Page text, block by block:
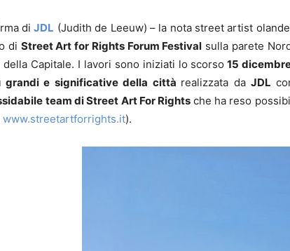
diJDL (Judith de Leeuw) – la nota street artist
di Street Art for Rights Forum Festival sulla parete
della Capitale. I lavori sono iniziati lo scorso 15
grandi e significative della città realizzata daJDL
team di Street Art For Rights che ha reso
www.streetartforrights.it).